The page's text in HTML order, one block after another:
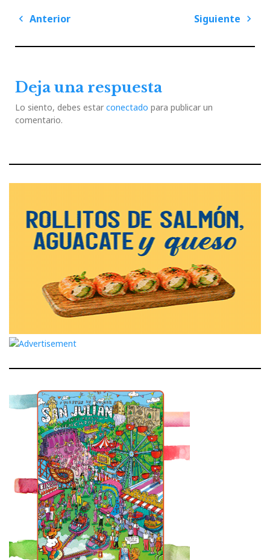
Navegación
entradas
Anterior
Siguiente
Deja una respuesta
Lo siento, debes estar conectado para publicar un
comentario.